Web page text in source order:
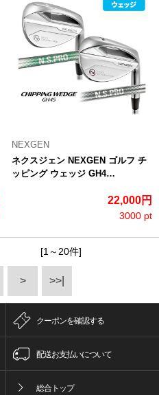
NEXGEN
ネクスジェン NEXGEN ゴルフ チ
ッピング ウェッジ GH4…
22,000円
3000 pt
[1～20件]
> >>|
クーポンを確認する
配送お支払いについて
総合トップ